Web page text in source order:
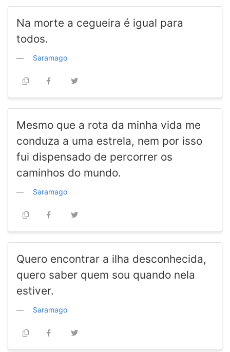
Na morte a cegueira é igual para
todos.
Saramago
Mesmo que a rota da minha vida me
conduza a uma estrela, nem por isso
fui dispensado de percorrer os
caminhos do mundo.
Saramago
Quero encontrar a ilha desconhecida,
quero saber quem sou quando nela
estiver.
Saramago